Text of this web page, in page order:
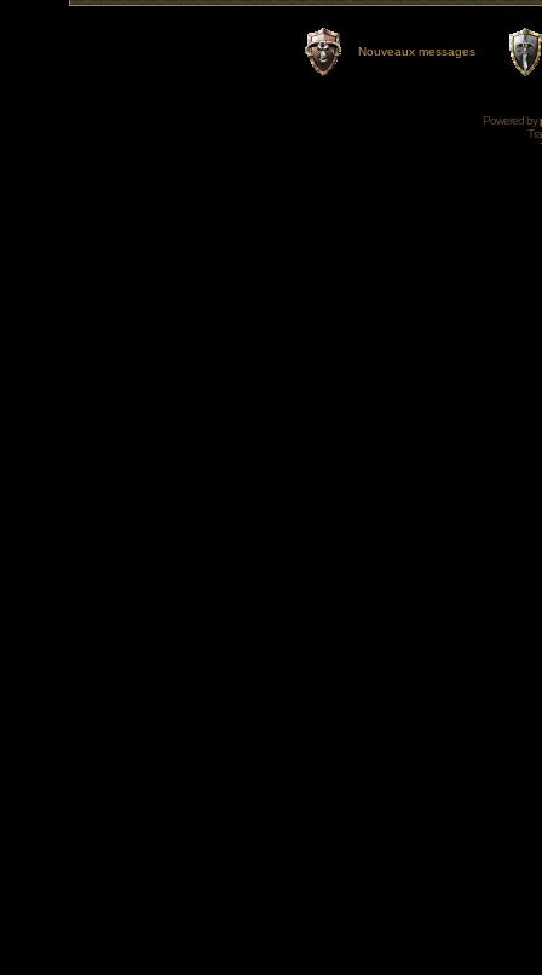
Nouveaux messages
Powered by